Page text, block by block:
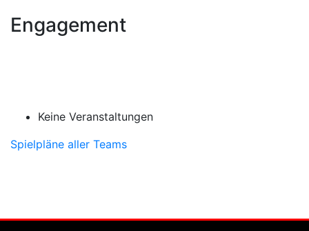
Engagement
Keine Veranstaltungen
Spielpläne aller Teams